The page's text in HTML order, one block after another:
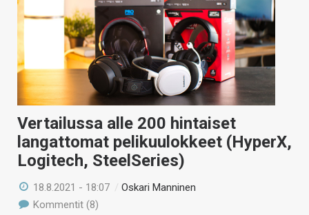
Vertailussa alle 200 hintaiset
langattomat pelikuulokkeet (HyperX,
Logitech, SteelSeries)
18.8.2021 - 18:07 /Oskari Manninen
Kommentit (8)